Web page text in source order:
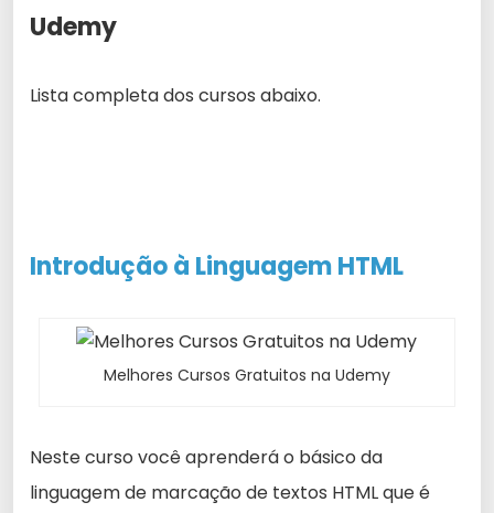
Udemy
Lista completa dos cursos abaixo.
Introdução à Linguagem HTML
Melhores Cursos Gratuitos na Udemy
Neste curso você aprenderá o básico da
linguagem de marcação de textos HTML queé